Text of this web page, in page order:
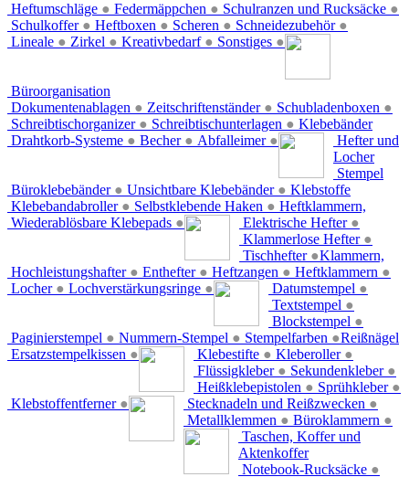
Heftumschläge ● Federmäppchen ● Schulranzen und Rucksäcke ●
Schulkoffer ● Heftboxen ● Scheren ● Schneidezubehör ●
Lineale ● Zirkel ● Kreativbedarf ● Sonstiges ●
Büroorganisation
Dokumentenablagen ● Zeitschriftenständer ● Schubladenboxen ●
Schreibtischorganizer ● Schreibtischunterlagen ●
Drahtkorb-Systeme ● Becher ● Abfalleimer ●
Klebebänder
Büroklebebänder ● Unsichtbare Klebebänder ●
Klebebandabroller ● Selbstklebende Haken ●
Wiederablösbare Klebepads ●
Hefter und
Locher
Elektrische Hefter ●
Klammerlose Hefter ●
Tischhefter ●
Hochleistungshafter ● Enthefter ● Heftzangen ● Heftklammern ●
Locher ● Lochverstärkungsringe ●
Stempel
Datumstempel ●
Textstempel ●
Blockstempel ●
Paginierstempel ● Nummern-Stempel ● Stempelfarben ●
Ersatzstempelkissen ●
Klebstoffe
Klebestifte ● Kleberoller ●
Flüssigkleber ● Sekundenkleber ●
Heißklebepistolen ● Sprühkleber ●
Klebstoffentferner ●
Heftklammern,
Klammern,
Reißnägel
Stecknadeln und Reißzwecken ●
Metallklemmen ● Büroklammern ●
Taschen, Koffer und
Aktenkoffer
Notebook-Rucksäcke ●